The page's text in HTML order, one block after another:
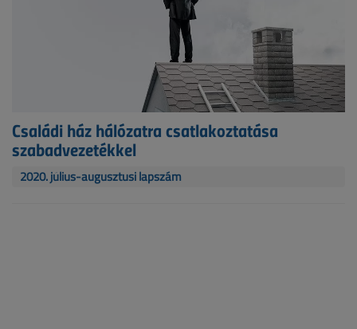
Családi ház hálózatra csatlakoztatása
szabadvezetékkel
2020. július-augusztusi lapszám